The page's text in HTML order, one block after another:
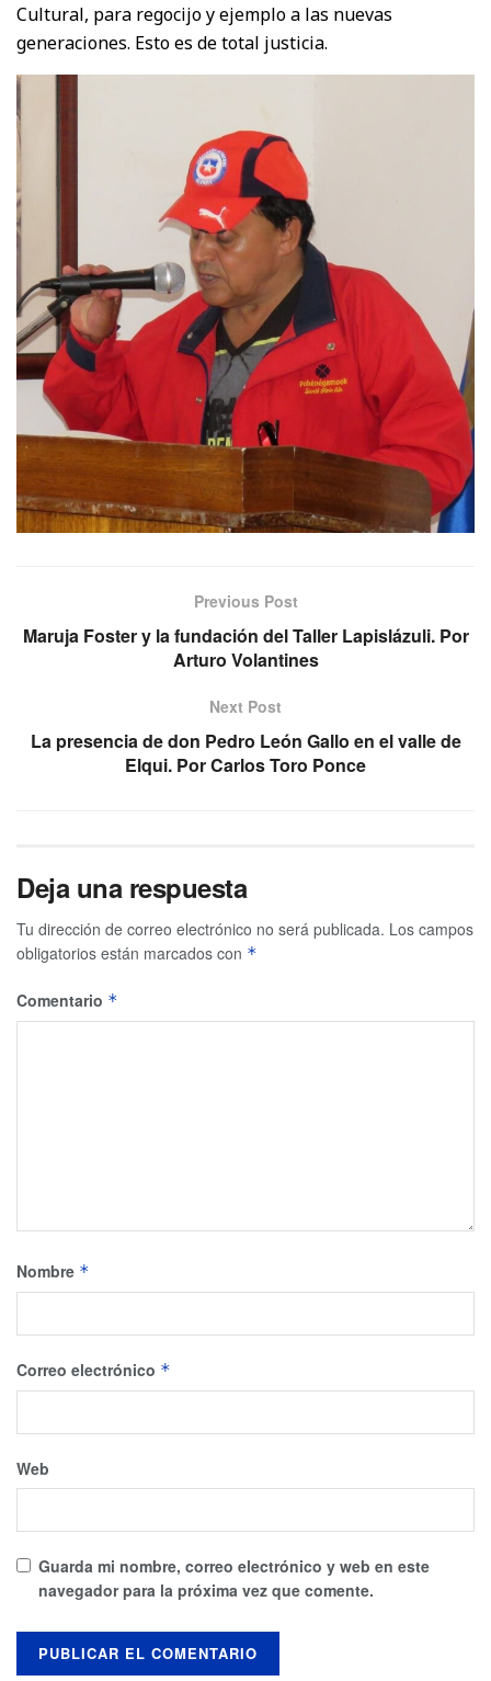
Cultural, para regocijo y ejemplo a las nuevas
generaciones. Esto es de total justicia.
Previous Post
Maruja Foster y la fundación del Taller Lapislázuli. Por
Arturo Volantines
Next Post
La presencia de don Pedro León Gallo en el valle de
Elqui. Por Carlos Toro Ponce
Deja una respuesta
Tu dirección de correo electrónico no será publicada. Los campos
obligatorios están marcados con *
Comentario *
Nombre *
Correo electrónico *
Web
Guarda mi nombre, correo electrónico y web en este
navegador para la próxima vez que comente.